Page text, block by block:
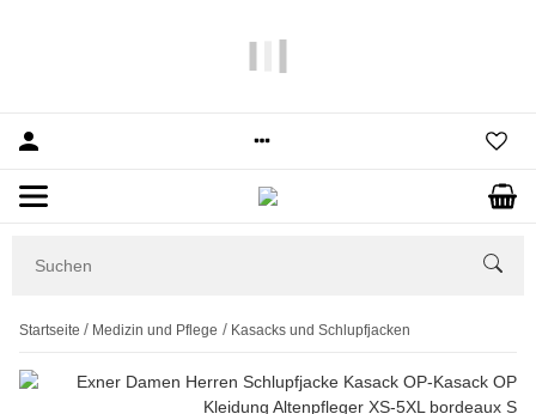
Startseite Medizin und Pflege Kasacks und Schlupfjacken